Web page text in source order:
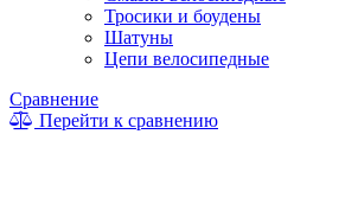
Тросики и боудены
Шатуны
Цепи велосипедные
Сравнение
Перейти к сравнению